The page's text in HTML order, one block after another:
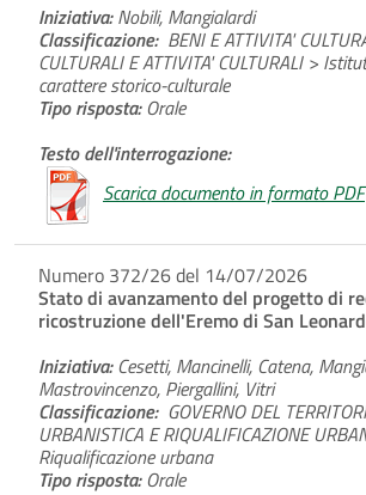
Iniziativa:Nobili, Mangialardi
Classificazione: BENI E ATTIVITA'
CULTURALI E ATTIVITA' CULTURALI >
carattere storico-culturale
Tipo risposta:Orale
Testo dell'interrogazione:
Scarica documento in formato PDF
Numero 372/26 del 14/07/2026
Stato di avanzamento del progetto di
ricostruzione dell'Eremo di San
Iniziativa:Cesetti, Mancinelli, Catena,
Mastrovincenzo, Piergallini, Vitri
Classificazione: GOVERNO DEL
URBANISTICA E RIQUALIFICAZIONE
Riqualificazione urbana
Tipo risposta:Orale